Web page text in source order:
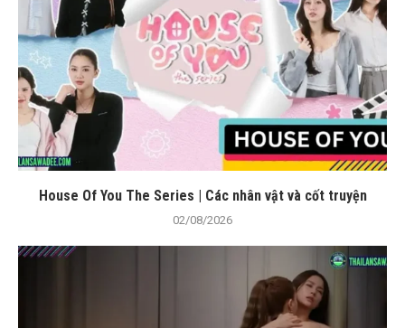
House Of You The Series | Các nhân vật và cốt truyện
02/08/2026